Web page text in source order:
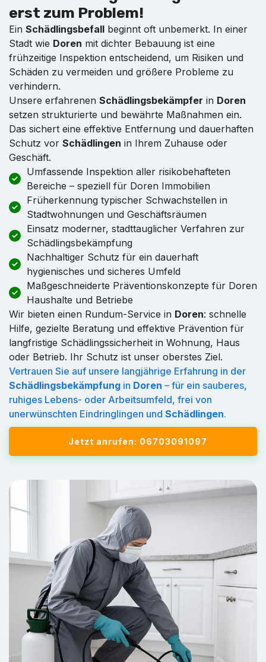
erst zum Problem!
Ein Schädlingsbefall beginnt oft unbemerkt. In einer
Stadt wie Doren mit dichter Bebauung ist eine
frühzeitige Inspektion entscheidend, um Risiken und
Schäden zu vermeiden und größere Probleme zu
verhindern.
Unsere erfahrenen Schädlingsbekämpfer in Doren
setzen strukturierte und bewährte Maßnahmen ein.
Das sichert eine effektive Entfernung und dauerhaften
Schutz vor Schädlingen in Ihrem Zuhause oder
Geschäft.
Umfassende Inspektion aller risikobehafteten
Bereiche – speziell für Doren Immobilien
Früherkennung typischer Schwachstellen in
Stadtwohnungen und Geschäftsräumen
Einsatz moderner, stadttauglicher Verfahren zur
Schädlingsbekämpfung
Nachhaltiger Schutz für ein dauerhaft
hygienisches und sicheres Umfeld
Maßgeschneiderte Präventionskonzepte für Doren
Haushalte und Betriebe
Wir bieten einen Rundum-Service in Doren: schnelle
Hilfe, gezielte Beratung und effektive Prävention für
langfristige Schädlingssicherheit in Wohnung, Haus
oder Betrieb. Ihr Schutz ist unser oberstes Ziel.
Vertrauen Sie auf unsere langjährige Erfahrung in der
Schädlingsbekämpfung in Doren – für ein sauberes,
ruhiges Lebens- oder Arbeitsumfeld, frei von
unerwünschten Eindringlingen und Schädlingen.
Jetzt anrufen: 06703091097